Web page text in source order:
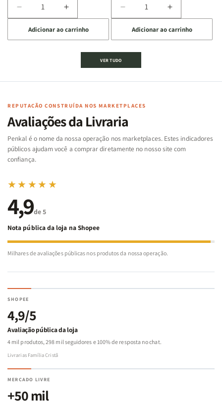
Diminuir
a
quantidade
de
Cartas
Famílias
Bíblia
-
Penkal
Aumentar
a
quantidade
de
Jogo
Cartas
Famílias
da
Bíblia
-
Penkal
Adicionar ao carrinho
Diminuir
a
quantidade
de
Jogo
|
de
Aumentar
a
quantidade
de
|
Adicionar ao carrinho
VER TUDO
REPUTAÇÃO CONSTRUÍDA NOS MARKETPLACES
Avaliações da Livraria
Penkal é o nome da nossa operação nos marketplaces. Estes indicadores
públicos ajudam você a comprar diretamente no nosso site com
confiança.
★★★★★
4,9de 5
Nota pública da loja na Shopee
Milhares de avaliações públicas nos produtos da nossa operação.
SHOPEE
4,9/5
Avaliação pública da loja
4 mil produtos, 298 mil seguidores e 100% de resposta no chat.
Livrarias Família Cristã
MERCADO LIVRE
+50 mil